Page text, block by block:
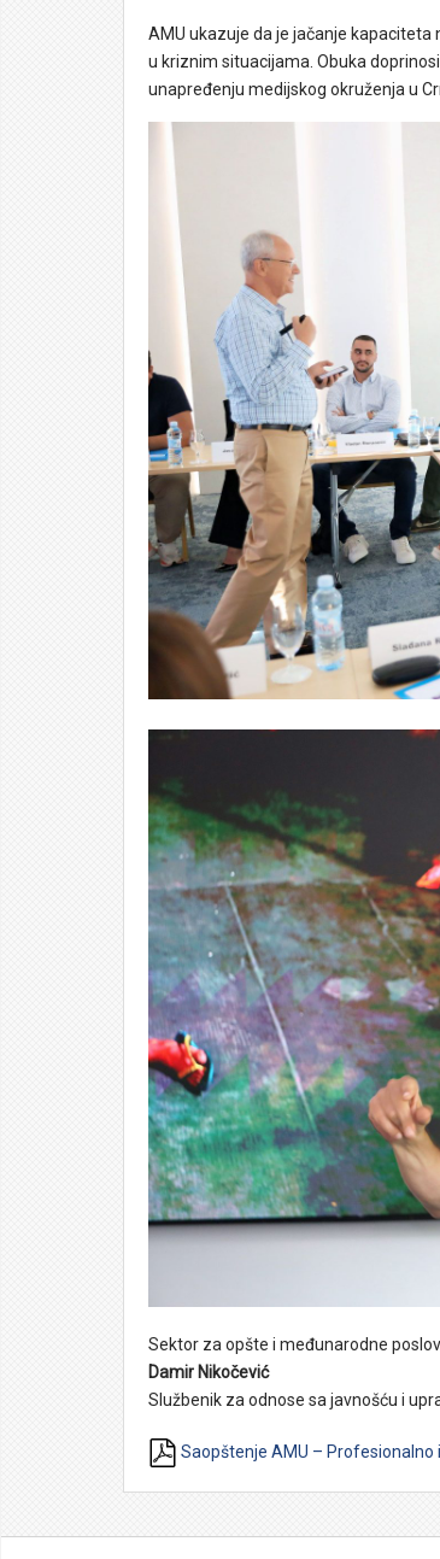
AMU ukazuje da je jačanje
u kriznim situacijama. Obuka
unapređenju medijskog okruženja u
Sektor za opšte i međunarodne
Damir Nikočević
Službenik za odnose sa javnošću i
Saopštenje AMU –